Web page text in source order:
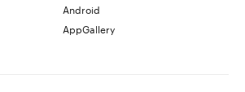
Android
AppGallery